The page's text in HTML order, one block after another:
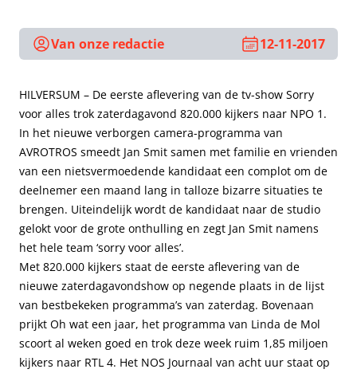
Van onze redactie 12-11-2017
HILVERSUM – De eerste aflevering van de tv-show Sorry
voor alles trok zaterdagavond 820.000 kijkers naar NPO 1.
In het nieuwe verborgen camera-programma van
AVROTROS smeedt Jan Smit samen met familie en vrienden
van een nietsvermoedende kandidaat een complot om de
deelnemer een maand lang in talloze bizarre situaties te
brengen. Uiteindelijk wordt de kandidaat naar de studio
gelokt voor de grote onthulling en zegt Jan Smit namens
het hele team ‘sorry voor alles’.
Met 820.000 kijkers staat de eerste aflevering van de
nieuwe zaterdagavondshow op negende plaats in de lijst
van bestbekeken programma’s van zaterdag. Bovenaan
prijkt Oh wat een jaar, het programma van Linda de Mol
scoort al weken goed en trok deze week ruim 1,85 miljoen
kijkers naar RTL 4. Het NOS Journaal van acht uur staat op